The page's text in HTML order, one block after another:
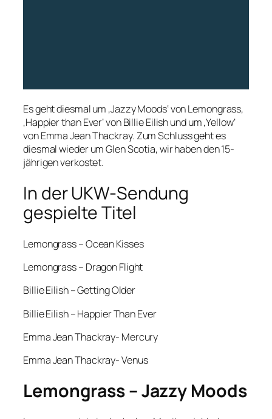
Es geht diesmal um ‚Jazzy Moods‘ von Lemongrass,
‚Happier than Ever‘ von Billie Eilish und um ‚Yellow‘
vonEmma Jean Thackray. Zum Schluss geht es
diesmal wieder um Glen Scotia, wir haben den 15-
jährigen verkostet.
In der UKW-Sendung
gespielte Titel
Lemongrass – Ocean Kisses
Lemongrass – Dragon Flight
Billie Eilish – Getting Older
Billie Eilish – Happier Than Ever
Emma Jean Thackray- Mercury
Emma Jean Thackray- Venus
Lemongrass – Jazzy Moods